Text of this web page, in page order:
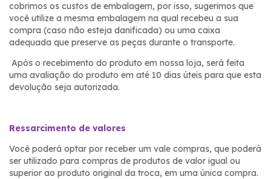
cobrimos os custos de embalagem, por isso, sugerimos que
você utilize a mesma embalagem na qual recebeu a sua
compra (caso não esteja danificada) ou uma caixa
adequada que preserve as peças durante o transporte.
Após o recebimento do produto em nossa loja, será feita
uma avaliação do produto em até 10 dias úteis para que esta
devolução seja autorizada.
Ressarcimento de valores
Você poderá optar por receber um vale compras, que poderá
ser utilizado para compras de produtos de valor igual ou
superior ao produto original da troca, em uma única compra.